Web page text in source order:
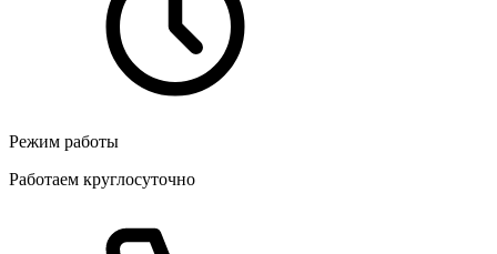
Режим работы
Работаем круглосуточно